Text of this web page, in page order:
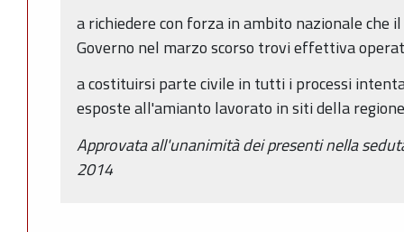
a richiedere con forza in ambito nazionale che
Governo nel marzo scorso trovi effettiva
a costituirsi parte civile in tutti i processi
esposte all'amianto lavorato in siti della
Approvata all'unanimità dei presenti nella
2014